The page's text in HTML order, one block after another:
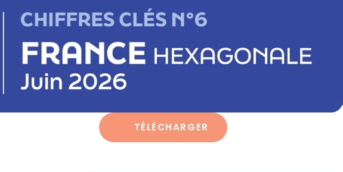
TÉLÉCHARGER